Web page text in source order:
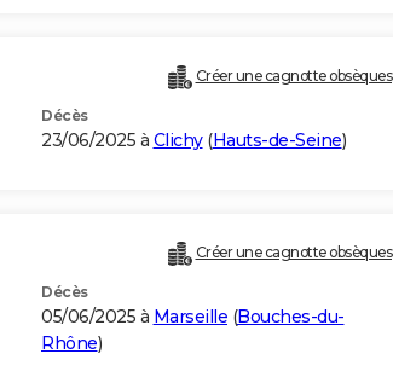
Créer une cagnotte obsèques
Décès
23/06/2025 à Clichy(Hauts-de-Seine)
Créer une cagnotte obsèques
Décès
05/06/2025 à Marseille (Bouches-du-
Rhône)